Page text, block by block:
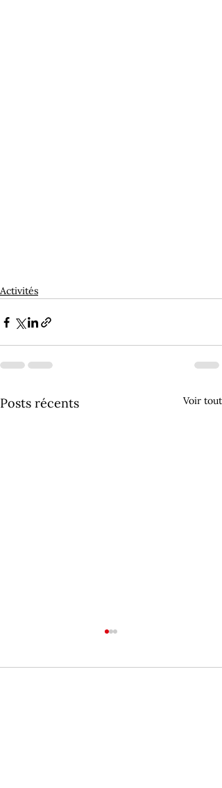
Activités
Posts récents Voir tout